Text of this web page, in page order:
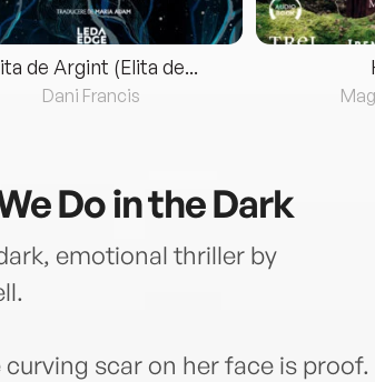
de Argint (Elita de...
Dani Francis
Do in the Dark
emotional thriller by
scar on her face is proof.